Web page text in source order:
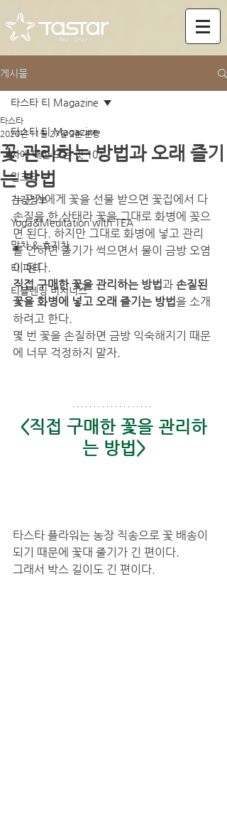
게시물
타스타 티 Magazine
차에 대한 모든 것 101
밀크티
건강정보
Yoga&Meditation with TEA
말차 & 호지차
티 파티
티블렌딩 비지니스
타스타 티 Magazine
꽃 관리하는 방법과 오래 즐기
는 방법
타스타
2020년 11월 27일 2분 분량
누군가에게 꽃을 선물 받으면 꽃집에서 다
손질을 한 상태라 꽃을 그대로 화병에 꽂으
면 된다. 하지만 그대로 화병에 넣고 관리
를 안하면 줄기가 썩으면서 물이 금방 오염
이 된다.
직접 구매한 꽃을 관리하는 방법과 손질된
꽃을 화병에 넣고 오래 즐기는 방법을 소개
하려고 한다.
몇 번 꽃을 손질하면 금방 익숙해지기 때문
에 너무 걱정하지 말자.
<직접 구매한 꽃을 관리하
는 방법>
타스타 플라워는 농장 직송으로 꽃 배송이
되기 때문에 꽃대 줄기가 긴 편이다.
그래서 박스 길이도 긴 편이다.